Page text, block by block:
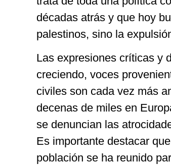
décadas atrás y que hoy
palestinos, sino la
Las expresiones críticas y
creciendo, voces
civiles son cada vez más
decenas de miles en
se denuncian las
Es importante destacar
población se ha reunido